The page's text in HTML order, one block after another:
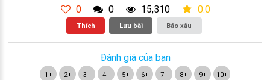
0 0 15,310 0.0
Thích Lưu bài Báo xấu
Đánh giá của bạn
1+ 2+ 3+ 4+ 5+ 6+ 7+ 8+ 9+ 10+